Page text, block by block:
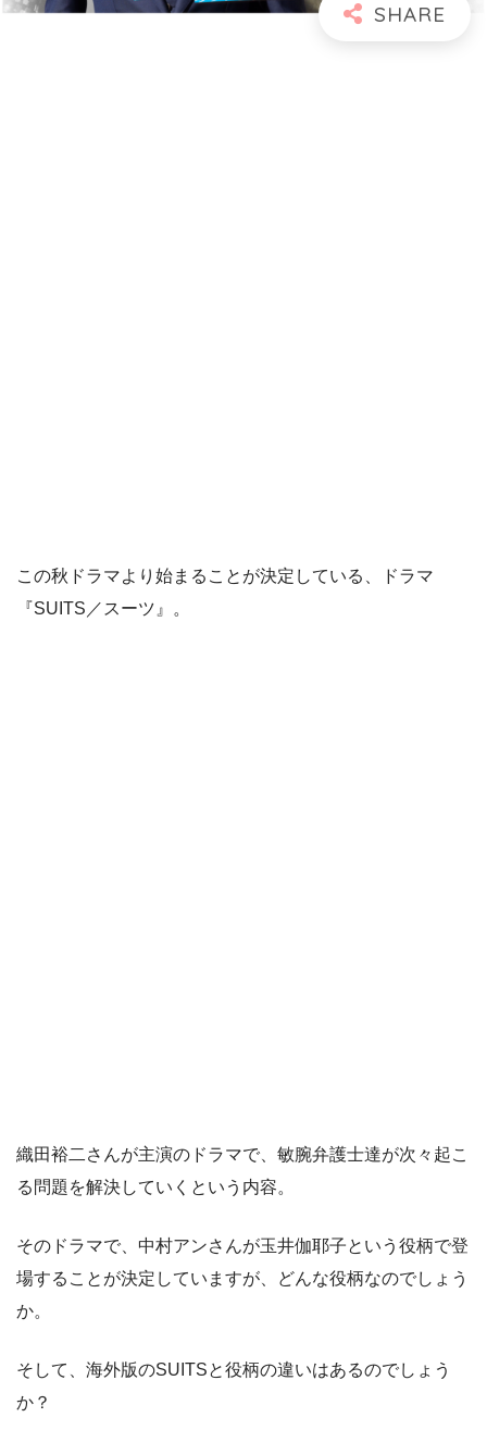
この秋ドラマより始まることが決定している、ドラマ
『SUITS／スーツ』。
織田裕二さんが主演のドラマで、敏腕弁護士達が次々起こ
る問題を解決していくという内容。
そのドラマで、中村アンさんが玉井伽耶子という役柄で登
場することが決定していますが、どんな役柄なのでしょう
か。
そして、海外版のSUITSと役柄の違いはあるのでしょう
か？